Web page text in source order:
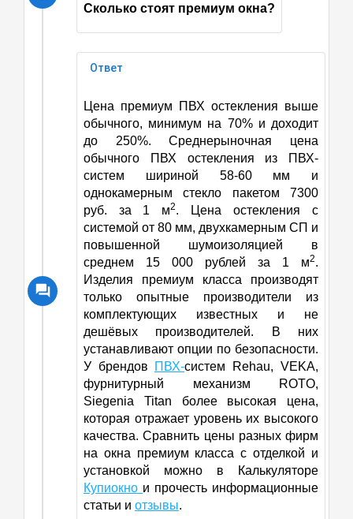
Сколько стоят премиум окна?
Ответ
Цена премиум ПВХ остекления выше
обычного, минимум на 70% и доходит
до 250%. Среднерыночная цена
обычного ПВХ остекления из ПВХ-
систем шириной 58-60 мм и
однокамерным стекло пакетом 7300
руб. за 1 м2. Цена остекления с
системой от 80 мм, двухкамерным СП и
повышенной шумоизоляцией в
среднем 15 000 рублей за 1 м2.
Изделия премиум класса производят
только опытные производители из
комплектующих известных и не
дешёвых производителей. В них
устанавливают опции по безопасности.
У брендов
ПВХ-систем Rehau, VEKA,
фурнитурный механизм ROTO,
Siegenia Titan более высокая цена,
которая отражает уровень их высокого
качества. Сравнить цены разных фирм
на окна премиум класса с отделкой и
установкой можно в Калькуляторе
Купиокно и прочесть информационные
статьи и отзывы.